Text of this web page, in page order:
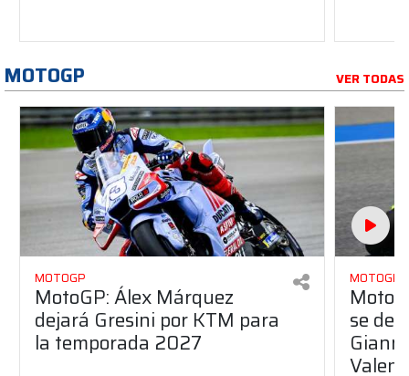
MOTOGP VER TODAS
MOTOGP
MotoGP: Álex Márquez
dejará Gresini por KTM para
la temporada 2027
MOTOGP
se